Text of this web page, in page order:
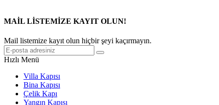
MAİL LİSTEMİZE KAYIT OLUN!
Mail listemize kayıt olun hiçbir şeyi kaçırmayın.
Hızlı Menü
Villa Kapısı
Bina Kapısı
Çelik Kapı
Yangın Kapısı